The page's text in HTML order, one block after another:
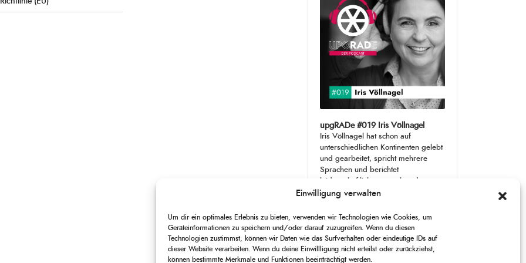
Einwilligung verwalten
Um dir ein optimales Erlebnis zu bieten, verwenden wir Technologien wie Cookies, um
Geräteinformationen zu speichern und/oder darauf zuzugreifen. Wenn du diesen
Technologien zustimmst, können wir Daten wie das Surfverhalten oder eindeutige IDs auf
dieser Website verarbeiten. Wenn du deine Einwillligung nicht erteilst oder zurückziehst,
können bestimmte Merkmale und Funktionen beeinträchtigt werden.
upgRADe #019 Iris Völlnagel
Iris Völlnagel hat schon auf
unterschiedlichen Kontinenten gelebt
und gearbeitet, spricht mehrere
Sprachen und berichtet
leidenschaftlich gerne über das, was
sie erlebt – als Journalistin,
CHANGE
PLAYBACK
RATE
1
SKIP
BACKWARD
PLAY
PAUSE
JUMP
FORWARD
THIS
00:00 00:00